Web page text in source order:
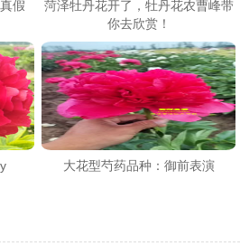
假
菏泽牡丹花开了，牡丹花农曹峰带
你去欣赏！
大花型芍药品种：御前表演